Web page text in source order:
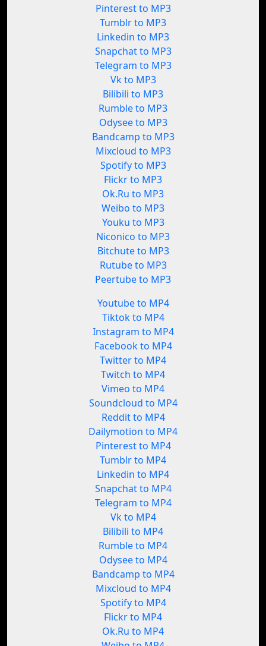
Pinterest to MP3
Tumblr to MP3
Linkedin to MP3
Snapchat to MP3
Telegram to MP3
Vk to MP3
Bilibili to MP3
Rumble to MP3
Odysee to MP3
Bandcamp to MP3
Mixcloud to MP3
Spotify to MP3
Flickr to MP3
Ok.Ru to MP3
Weibo to MP3
Youku to MP3
Niconico to MP3
Bitchute to MP3
Rutube to MP3
Peertube to MP3
Youtube to MP4
Tiktok to MP4
Instagram to MP4
Facebook to MP4
Twitter to MP4
Twitch to MP4
Vimeo to MP4
Soundcloud to MP4
Reddit to MP4
Dailymotion to MP4
Pinterest to MP4
Tumblr to MP4
Linkedin to MP4
Snapchat to MP4
Telegram to MP4
Vk to MP4
Bilibili to MP4
Rumble to MP4
Odysee to MP4
Bandcamp to MP4
Mixcloud to MP4
Spotify to MP4
Flickr to MP4
Ok.Ru to MP4